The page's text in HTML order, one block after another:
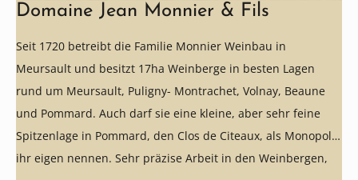
Domaine Jean Monnier & Fils
Seit 1720 betreibt die Familie Monnier Weinbau in
Meursault und besitzt 17ha Weinberge in besten Lagen
rund um Meursault, Puligny- Montrachet, Volnay, Beaune
und Pommard. Auch darf sie eine kleine, aber sehr feine
Spitzenlage in Pommard, den Clos de Citeaux, als Monopol
ihr eigen nennen. Sehr präzise Arbeit in den Weinbergen,